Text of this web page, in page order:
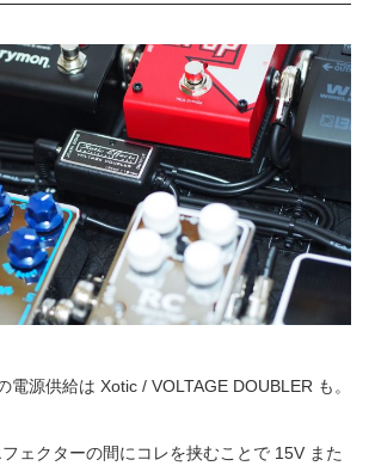
電源供給は Xotic / VOLTAGE DOUBLER も。
ェクターの間にコレを挟むことで 15V また